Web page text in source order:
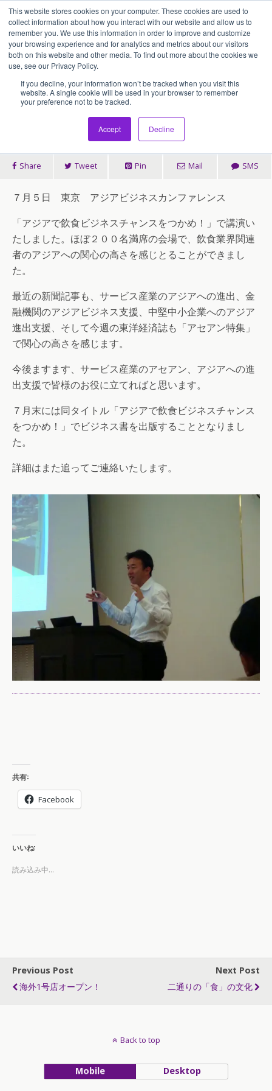
This website stores cookies on your computer. These cookies are used to
collect information about how you interact with our website and allow us to
remember you. We use this information in order to improve and customize
your browsing experience and for analytics and metrics about our visitors
both on this website and other media. To find out more about the cookies we
use, see our Privacy Policy.
If you decline, your information won’t be tracked when you visit this
website. A single cookie will be used in your browser to remember
your preference not to be tracked.
Accept Decline
アセンティア・ホールディングス(AssentiaHoldings)
アジアで飲食ビジネスチャンス
をつかめ！講演終了。
Share Tweet Pin Mail SMS
７月５日 東京 アジアビジネスカンファレンス
「アジアで飲食ビジネスチャンスをつかめ！」で講演い
たしました。ほぼ２００名満席の会場で、飲食業界関連
者のアジアへの関心の高さを感じとることができまし
た。
最近の新聞記事も、サービス産業のアジアへの進出、金
融機関のアジアビジネス支援、中堅中小企業へのアジア
進出支援、そして今週の東洋経済誌も「アセアン特集」
で関心の高さを感じます。
今後ますます、サービス産業のアセアン、アジアへの進
出支援で皆様のお役に立てればと思います。
７月末には同タイトル「アジアで飲食ビジネスチャンス
をつかめ！」でビジネス書を出版することとなりまし
た。
詳細はまた追ってご連絡いたします。
共有:
Facebook
いいね:
読み込み中...
Previous Post
海外1号店オープン！
Next Post
二通りの「食」の文化
Back to top
Mobile Desktop